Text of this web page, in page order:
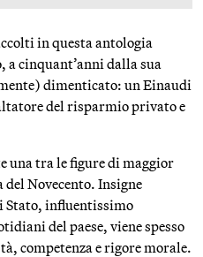
in questa antologia
cinquant’anni dalla sua
dimenticato: un Einaudi
del risparmio privato e
una tra le figure di maggior
Novecento. Insigne
Stato, influentissimo
del paese, viene spesso
competenza e rigore morale.